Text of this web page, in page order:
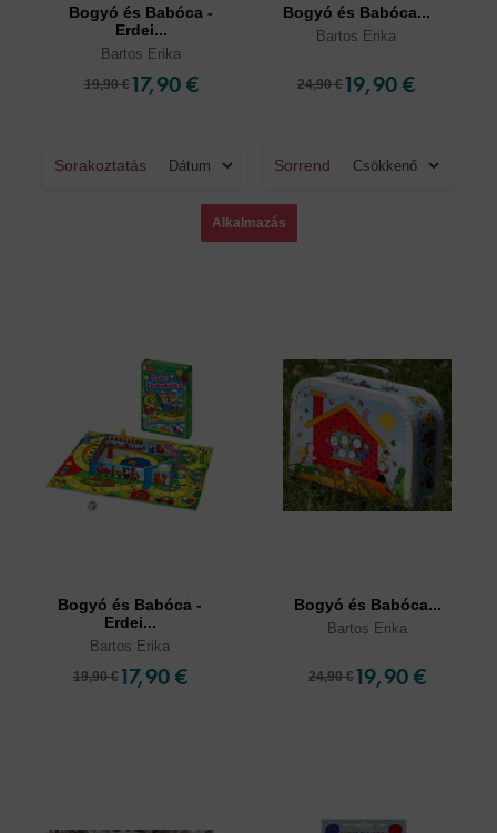
Bogyó és Babóca -
Erdei...
Bartos Erika
19,90 € 17,90 €
Bogyó és Babóca...
Bartos Erika
24,90 €19,90 €
Sorakoztatás Sorrend
Bogyó és Babóca -
Erdei...
Bartos Erika
19,90 € 17,90 €
Bogyó és Babóca...
Bartos Erika
24,90 €19,90 €